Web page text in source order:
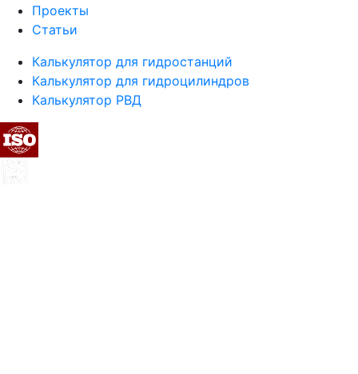
Проекты
Статьи
Калькулятор для гидростанций
Калькулятор для гидроцилиндров
Калькулятор РВД